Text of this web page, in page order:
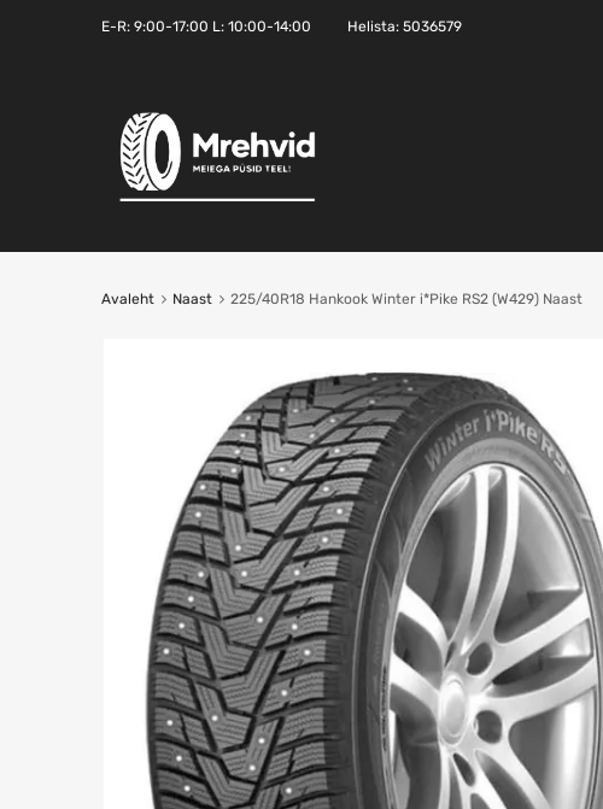
E-R: 9:00-17:00 L: 10:00-14:00 Helista: 5036579
Avaleht Naast 225/40R18 Hankook Winter i*Pike RS2 (W429) Naast